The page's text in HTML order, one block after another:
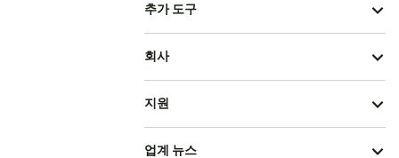
추가 도구
회사
지원
업계 뉴스